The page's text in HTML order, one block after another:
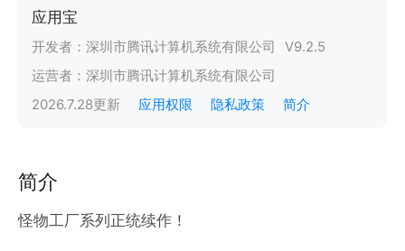
应用宝
开发者： 深圳市腾讯计算机系统有限公司 V9.2.5
运营者： 深圳市腾讯计算机系统有限公司
2026.7.28更新 应用权限 隐私政策 简介
简介
怪物工厂系列正统续作！